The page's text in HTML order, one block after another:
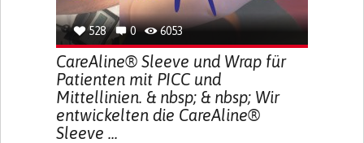
528 0 6053
CareAline® Sleeve und Wrap für
Patienten mit PICC und
Mittellinien. & nbsp; & nbsp; Wir
entwickelten die CareAline®
Sleeve ...